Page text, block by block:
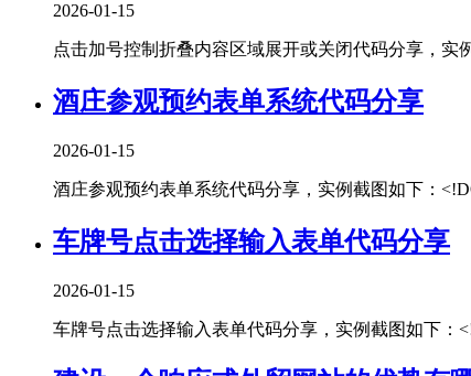
2026-01-15
点击加号控制折叠内容区域展开或关闭代码分享，实
酒庄参观预约表单系统代码分享
2026-01-15
酒庄参观预约表单系统代码分享，实例截图如下：
车牌号点击选择输入表单代码分享
2026-01-15
车牌号点击选择输入表单代码分享，实例截图如下：